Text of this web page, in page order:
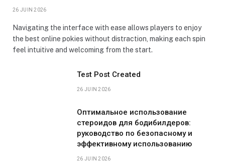
26 JUIN 2026
Navigating the interface with ease allows players to enjoy
the best online pokies without distraction, making each spin
feel intuitive and welcoming from the start.
Test Post Created
26 JUIN 2026
Оптимальное использование
стероидов для бодибилдеров:
руководство по безопасному и
эффективному использованию
26 JUIN 2026